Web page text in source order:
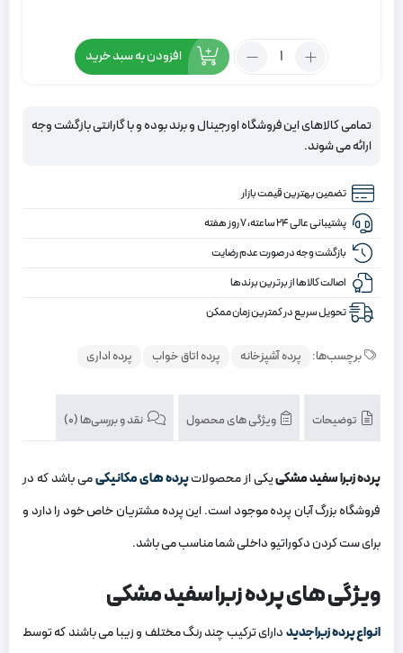
تعداد:
مشکی
سفید
افزودن به سبد خرید
تمامی کالاهای این فروشگاه اورجینال و برند بوده و با گارانتی بازگشت وجه
ارائه می شوند.
تضمین بهترین قیمت بازار
پشتیبانی عالی ۲۴ ساعته، ۷ روز هفته
بازگشت وجه در صورت عدم رضایت
اصالت کالاها از برترین برندها
تحویل سریع در کمترین زمان ممکن
برچسب‌ها: پرده آشپزخانه پرده اتاق خواب پرده اداری
توضیحات ویژگی های محصول نقد و بررسی‌ها (0)
پرده زبرا سفید مشکییکی از محصولاتپرده های مکانیکیمی باشد که در
فروشگاه بزرگ آبان پرده موجود است. این پرده مشتریان خاص خود را دارد و
برای ست کردن دکوراتیو داخلی شما مناسب می باشد.
ویژگی های پرده زبرا سفید مشکی
انواع پرده زبرا جدیددارای ترکیب چند رنگ مختلف و زیبا می باشند که توسط